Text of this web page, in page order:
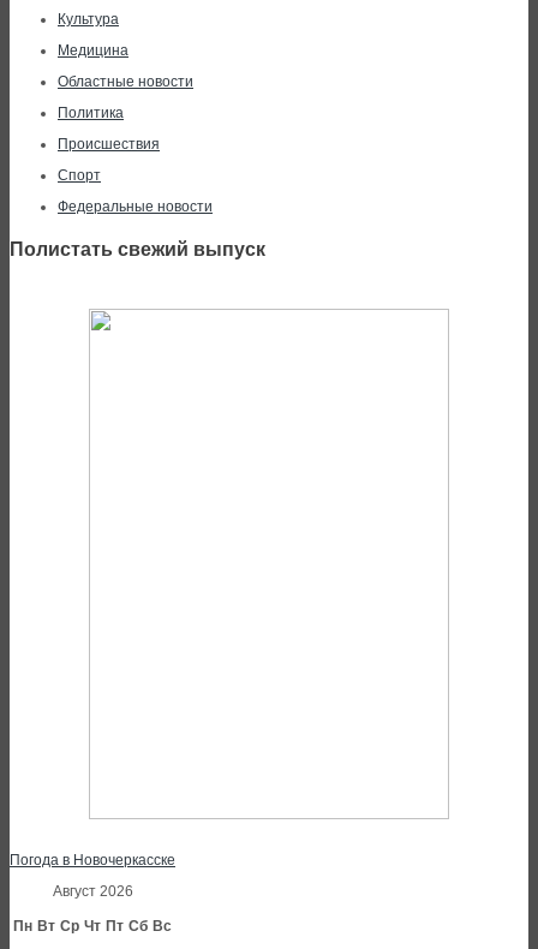
Культура
Медицина
Областные новости
Политика
Происшествия
Спорт
Федеральные новости
Полистать свежий выпуск
Погода в Новочеркасске
Август 2026
Пн Вт Ср Чт Пт Сб Вс